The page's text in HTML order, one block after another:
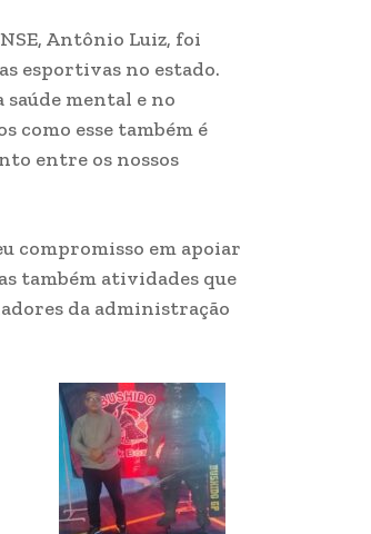
Antônio Luiz, foi
esportivas no estado.
mental e no
como esse também é
entre os nossos
compromisso em apoiar
também atividades que
da administração